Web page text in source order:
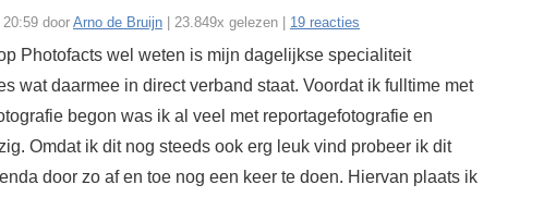
door Arno de Bruijn | 23.849x gelezen | 19 reacties
Photofacts wel weten is mijn dagelijkse specialiteit
wat daarmee in direct verband staat. Voordat ik fulltime met
begon was ik al veel met reportagefotografie en
Omdat ik dit nog steeds ook erg leuk vind probeer ik dit
door zo af en toe nog een keer te doen. Hiervan plaats ik